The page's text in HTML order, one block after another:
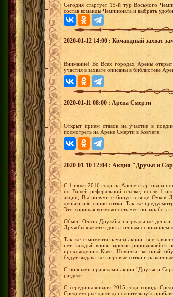
Сегодня стартует 15-й тур Восьмого
состав команды Чемпионата и выбрать
2020-01-12 14:00 : Командный захват
Внимание! Во Всех городах Арены открыт
участия в захвате описаны в библиотеке
2020-01-11 08:00 : Арена Смерти
Открыт прием ставок на участие в
посмотреть на Арене Смерти в Ковчеге.
2020-01-10 12:04 : Акция "Друзья и
С 1 июля 2016 года на Арене стартовала
по Вашей реферальной ссылке, после 1
акции, Вы получите бонус в виде Очков
деньги или синие сотки. Так же
Это хорошая возможность честно
Обмен Очков Дружбы на реальные деньги
Дружбы является достаточным основанием
Так же с момента начала акции, вне
нет, каждый вновь
прохождению Квест Новичка, который
будут выдаваться игровые сотки и
С полными правилами акции "Друзья и
разделе.
С середины января 2015 года города
Среднеморье дают дополнительную